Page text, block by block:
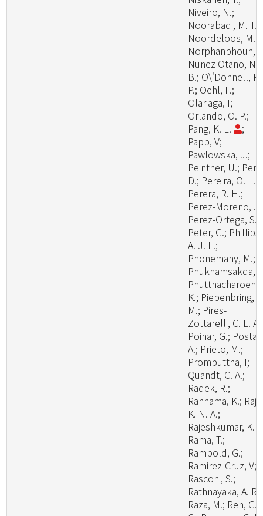
Niveiro, N.;
Noorabadi, M. T.;
Noordeloos, M.
Norphanphoun,
Nunez Otano, N.
B.; O\'Donnell, R.
P.; Oehl, F.;
Olariaga, I;
Orlando, O. P.;
Pang, K. L.
;
Papp, V;
Pawlowska, J.;
Peintner, U.;
D.; Pereira, O. L.;
Perera, R. H.;
Perez-Moreno,
Perez-Ortega, S.;
Peter, G.; Phillips,
A. J. L.;
Phonemany, M.;
Phukhamsakda,
Phutthacharoen,
K.; Piepenbring,
M.; Pires-
Zottarelli, C. L. A.;
Poinar, G.; Posta,
A.; Prieto, M.;
Promputtha, I;
Quandt, C. A.;
Radek, R.;
Rahnama, K.; Raj,
K. N. A.;
Rajeshkumar, K.
Rama, T.;
Rambold, G.;
Ramirez-Cruz, V;
Rasconi, S.;
Rathnayaka, A. R.;
Raza, M.; Ren, G.